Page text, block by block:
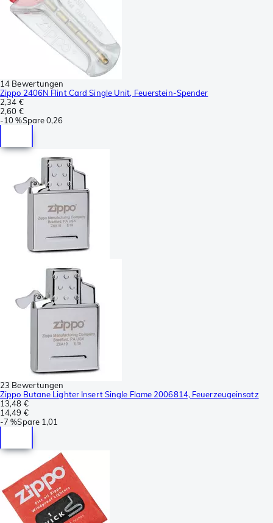
14 Bewertungen
Zippo 2406N Flint Card Single Unit, Feuerstein-Spender
2,34 €
2,60 €
-10 %Spare0,26
23 Bewertungen
Zippo Butane Lighter Insert Single Flame 2006814, Feuerzeugeinsatz
13,48 €
14,49 €
-7 %Spare 1,01